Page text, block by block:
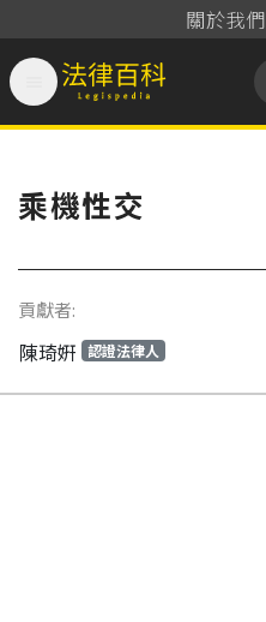
關於我們
法律百科 Legispedia
乘機性交
貢獻者:
陳琦姸 認證法律人